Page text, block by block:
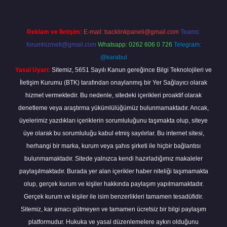
Reklam ve İletişim: E-mail: backlinkpaneli@gmail.com Teams:
forumhizmeti@gmail.com Whatsapp: 0262 606 0 726 Telegram:
@karabul
Yasal Uyarı: Sitemiz, 5651 Sayılı Kanun gereğince Bilgi Teknolojileri ve
İletişim Kurumu (BTK) tarafından onaylanmış bir Yer Sağlayıcı olarak
hizmet vermektedir. Bu nedenle, sitedeki içerikleri proaktif olarak
denetleme veya araştırma yükümlülüğümüz bulunmamaktadır. Ancak,
üyelerimiz yazdıkları içeriklerin sorumluluğunu taşımakta olup, siteye
üye olarak bu sorumluluğu kabul etmiş sayılırlar. Bu internet sitesi,
herhangi bir marka, kurum veya şahıs şirketi ile hiçbir bağlantısı
bulunmamaktadır. Sitede yalnızca kendi hazırladığımız makaleler
paylaşılmaktadır. Burada yer alan içerikler haber niteliği taşımamakta
olup, gerçek kurum ve kişiler hakkında paylaşım yapılmamaktadır.
Gerçek kurum ve kişiler ile isim benzerlikleri tamamen tesadüfidir.
Sitemiz, kar amacı gütmeyen ve tamamen ücretsiz bir bilgi paylaşım
platformudur. Hukuka ve yasal düzenlemelere aykırı olduğunu